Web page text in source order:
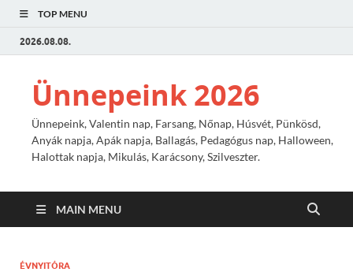
TOP MENU
2026.08.08.
Ünnepeink 2026
Ünnepeink, Valentin nap, Farsang, Nőnap, Húsvét, Pünkösd,
Anyák napja, Apák napja, Ballagás, Pedagógus nap, Halloween,
Halottak napja, Mikulás, Karácsony, Szilveszter.
MAIN MENU
ÉVNYITÓRA